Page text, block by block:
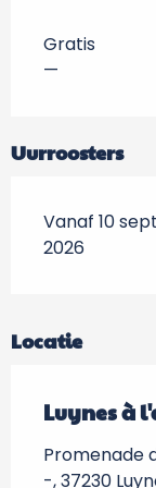
Gratis
—
Uurroosters
Vanaf 10
2026
Locatie
Luynes à
Promenade
-, 37230